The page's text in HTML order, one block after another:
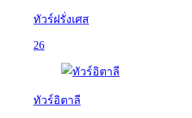
ทัวร์ฝรั่งเศส
26
ทัวร์อิตาลี